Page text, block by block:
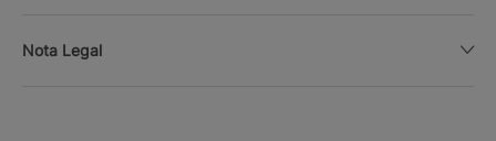
Nota Legal